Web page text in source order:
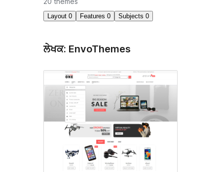
Layout 0 Features 0 Subjects 0
ਲੇਖਕ: EnvoThemes